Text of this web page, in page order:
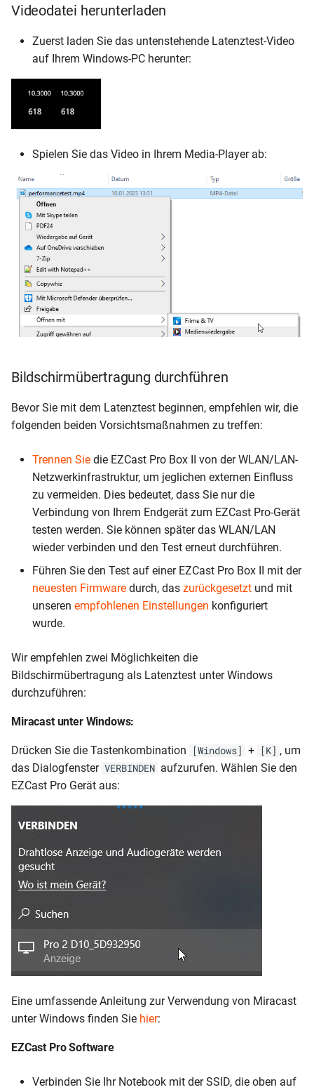
Videodatei herunterladen
Zuerst laden Sie das untenstehende Latenztest-Video
auf Ihrem Windows-PC herunter:
Spielen Sie das Video in Ihrem Media-Player ab:
Bildschirmübertragung durchführen
Bevor Sie mit dem Latenztest beginnen, empfehlen wir, die
folgenden beiden Vorsichtsmaßnahmen zu treffen:
Trennen Sie die EZCast Pro Box II von der WLAN/LAN-
Netzwerkinfrastruktur, um jeglichen externen Einfluss
zu vermeiden. Dies bedeutet, dass Sie nur die
Verbindung von Ihrem Endgerät zum EZCast Pro-Gerät
testen werden. Sie können später das WLAN/LAN
wieder verbinden und den Test erneut durchführen.
Führen Sie den Test auf einer EZCast Pro Box II mit der
neuesten Firmware durch, das zurückgesetzt und mit
unseren empfohlenen Einstellungen konfiguriert
wurde.
Wir empfehlen zwei Möglichkeiten die
Bildschirmübertragung als Latenztest unter Windows
durchzuführen:
Miracast unter Windows:
Drücken Sie die Tastenkombination [Windows] + [K] , um
das Dialogfenster VERBINDEN aufzurufen. Wählen Sie den
EZCast Pro Gerät aus:
Eine umfassende Anleitung zur Verwendung von Miracast
unter Windows finden Sie hier:
EZCast Pro Software
Verbinden Sie Ihr Notebook mit der SSID, die oben auf